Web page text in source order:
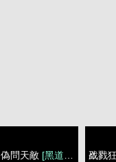
偽問天敵 [黑道聯盟] 戤戮